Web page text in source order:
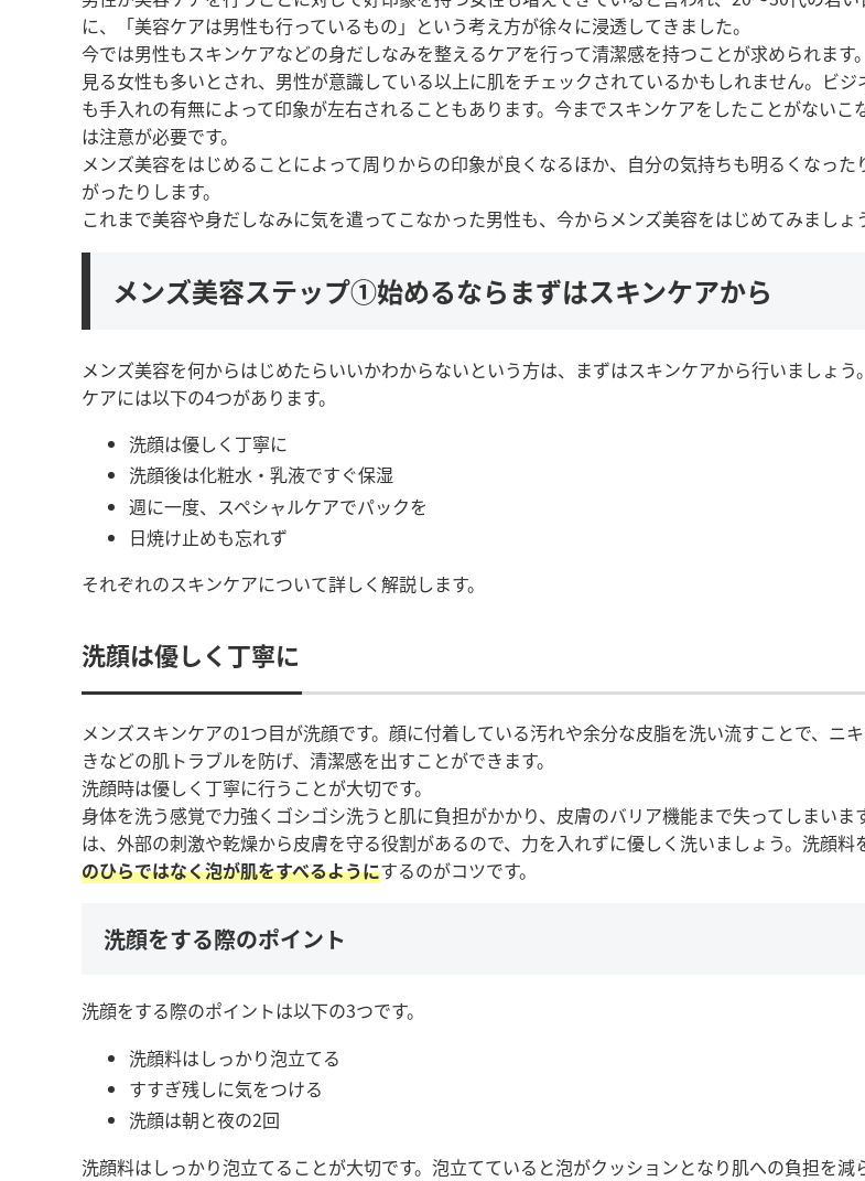
に、「美容ケアは男性も行っているもの」という考え方が徐々に浸透してきました。
今では男性もスキンケアなどの身だしなみを整えるケアを行って清潔感を持つことが求められます
見る女性も多いとされ、男性が意識している以上に肌をチェックされているかもしれません。ビジ
も手入れの有無によって印象が左右されることもあります。今までスキンケアをしたことがないこ
は注意が必要です。
メンズ美容をはじめることによって周りからの印象が良くなるほか、自分の気持ちも明るくなった
がったりします。
これまで美容や身だしなみに気を遣ってこなかった男性も、今からメンズ美容をはじめてみましょ
メンズ美容ステップ①始めるならまずはスキンケアから
メンズ美容を何からはじめたらいいかわからないという方は、まずはスキンケアから行いましょう
ケアには以下の4つがあります。
洗顔は優しく丁寧に
洗顔後は化粧水・乳液ですぐ保湿
週に一度、スペシャルケアでパックを
日焼け止めも忘れず
それぞれのスキンケアについて詳しく解説します。
洗顔は優しく丁寧に
メンズスキンケアの1つ目が洗顔です。顔に付着している汚れや余分な皮脂を洗い流すことで、ニ
きなどの肌トラブルを防げ、清潔感を出すことができます。
洗顔時は優しく丁寧に行うことが大切です。
身体を洗う感覚で力強くゴシゴシ洗うと肌に負担がかかり、皮膚のバリア機能まで失ってしまいま
は、外部の刺激や乾燥から皮膚を守る役割があるので、力を入れずに優しく洗いましょう。洗顔料
のひらではなく泡が肌をすべるようにするのがコツです。
洗顔をする際のポイント
洗顔をする際のポイントは以下の3つです。
洗顔料はしっかり泡立てる
すすぎ残しに気をつける
洗顔は朝と夜の2回
洗顔料はしっかり泡立てることが大切です。泡立てていると泡がクッションとなり肌への負担を減